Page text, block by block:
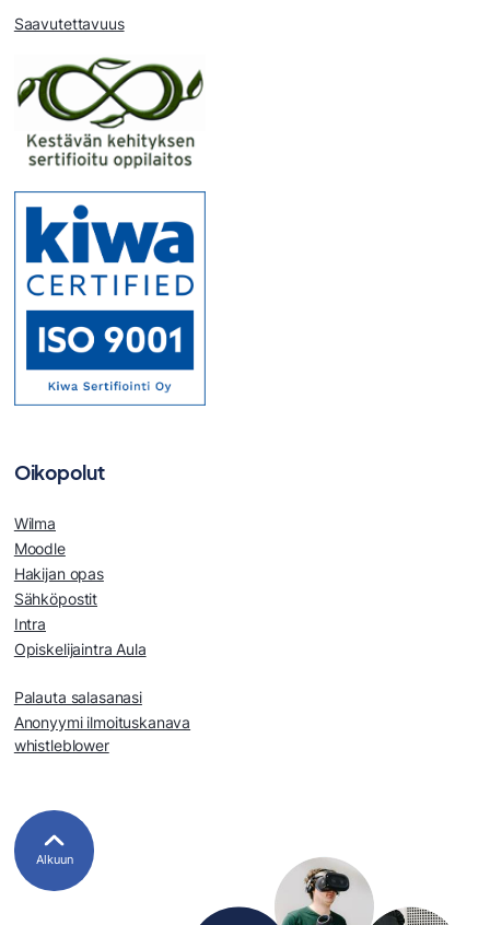
Saavutettavuus
Oikopolut
Wilma
Moodle
Hakijan opas
Sähköpostit
Intra
Opiskelijaintra Aula
Palauta salasanasi
Anonyymi ilmoituskanava
whistleblower
Alkuun